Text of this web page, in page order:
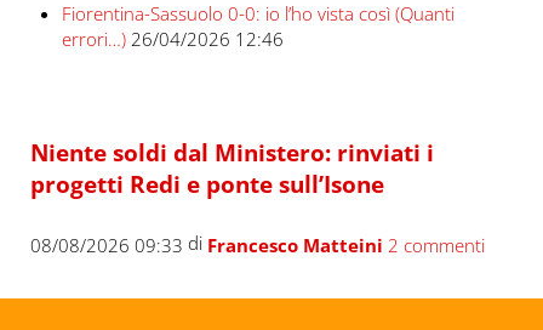
Fiorentina-Sassuolo 0-0: io l’ho vista così (Quanti
errori…) 26/04/2026 12:46
Niente soldi dal Ministero: rinviati i
progetti Redi e ponte sull’Isone
08/08/2026 09:33 di Francesco Matteini 2 commenti